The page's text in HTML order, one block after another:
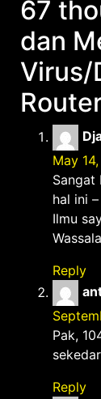
67
dan
Virus/
May
Sangat
hal ini
Ilmu
Reply
Pak,
Reply